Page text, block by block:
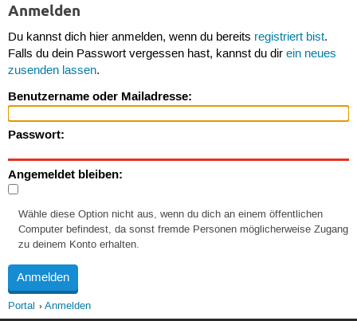
Anmelden
Du kannst dich hier anmelden, wenn du bereits registriert bist.
Falls du dein Passwort vergessen hast, kannst du dir ein neues
zusenden lassen.
Benutzername oder Mailadresse:
Passwort:
Angemeldet bleiben:
Wähle diese Option nicht aus, wenn du dich an einem öffentlichen
Computer befindest, da sonst fremde Personen möglicherweise Zugang
zu deinem Konto erhalten.
Portal Anmelden